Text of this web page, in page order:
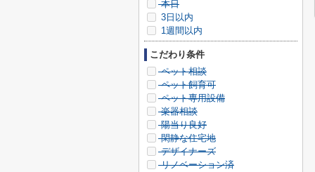
本日
3日以内
1週間以内
こだわり条件
ペット相談
ペット飼育可
ペット専用設備
楽器相談
陽当り良好
閑静な住宅地
デザイナーズ
リノベーション済